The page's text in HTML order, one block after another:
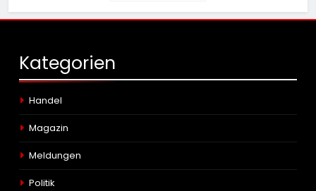
Kategorien
Handel
Magazin
Meldungen
Politik